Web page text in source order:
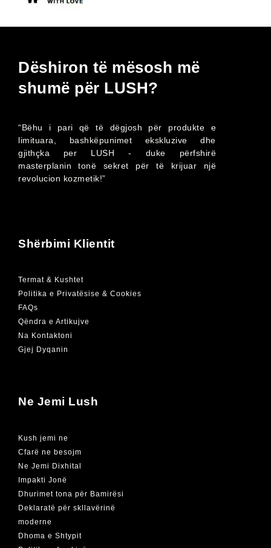
Dëshiron të mësosh më
shumë për LUSH?
“Bëhu i pari që të dëgjosh për produkte e
limituara, bashkëpunimet ekskluzive dhe
gjithçka per LUSH - duke përfshirë
masterplanin tonë sekret për të krijuar një
revolucion kozmetik!”
Shërbimi Klientit
Termat & Kushtet
Politika e Privatësise & Cookies
FAQs
Qëndra e Artikujve
Na Kontaktoni
Gjej Dyqanin
Ne Jemi Lush
Kush jemi ne
Cfarë ne besojm
Ne Jemi Dixhital
Impakti Jonë
Dhurimet tona për Bamirësi
Deklaratë për skllavërinë
moderne
Dhoma e Shtypit